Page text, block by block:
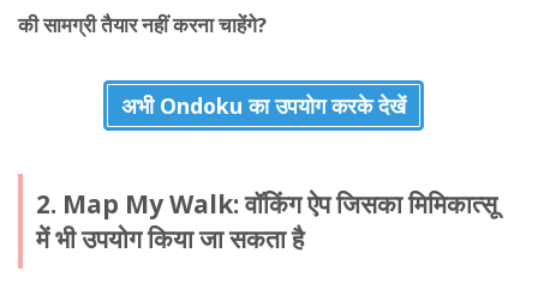
की सामग्री तैयार नहीं करना चाहेंगे?
अभी Ondoku का उपयोग करके देखें
2. Map My Walk: वॉकिंग ऐप जिसका मिमिकात्सू
में भी उपयोग किया जा सकता है